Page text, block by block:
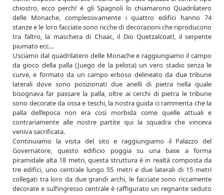
chiostro, ecco perch! é gli Spagnoli lo chiamarono Quadrilatero
delle Monache, complessivamente i quattro edifici hanno 74
stanze e le loro facciate sono ricche di decorazioni che riproducono
tra l’altro, la maschera di Chaac, il Dio Quetzalcoatl, il serpente
piumato ecc...
Usciamo dal quadrilatero delle Monache e raggiungiamo il campo
da gioco della palla (Juego de la pelota) un vero stadio senza le
curve, e formato da un campo erboso delineato da due tribune
laterali dove sono posizionati due anelli di pietra nella quale
bisognava far passare la palla, oltre ai cerchi di pietra le tribune
sono decorate da ossa e teschi, la nostra guida ci rammenta che la
palla dell’epoca non era così morbida come quelle attuali e
contrariamente alle nostre partite qui la squadra che vinceva
veniva sacrificata.
Continuiamo la visita del sito e raggiungiamo il Palazzo del
Governatore, questo edificio poggia su una base a forma
piramidale alta 18 metri, questa struttura è in realtà composta da
tre edifici, uno centrale lungo 55 metri e due laterali di 15 metri
collegati tra loro da due grandi archi, le facciate sono riccamente
decorate e sull’ingresso centrale è raffigurato un regnante seduto